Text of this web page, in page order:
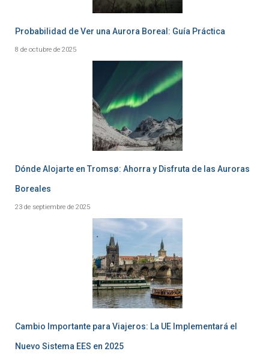
Probabilidad de Ver una Aurora Boreal: Guía Práctica
8 de octubre de 2025
Dónde Alojarte en Tromsø: Ahorra y Disfruta de las Auroras
Boreales
23 de septiembre de 2025
Cambio Importante para Viajeros: La UE Implementará el
Nuevo Sistema EES en 2025